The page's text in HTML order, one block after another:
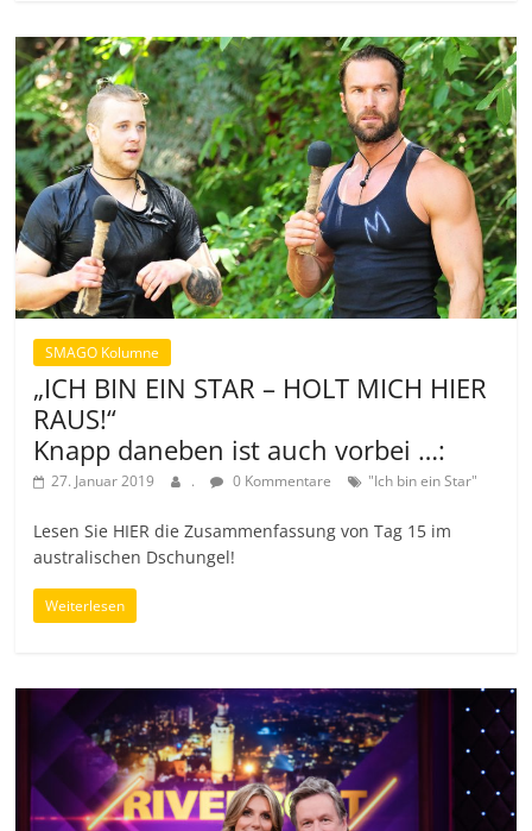
SMAGO Kolumne
„ICH BIN EIN STAR – HOLT MICH HIER
RAUS!“
Knapp daneben ist auch vorbei …:
27. Januar 2019 . 0 Kommentare "Ich bin ein Star"
Lesen Sie HIER die Zusammenfassung von Tag 15 im
australischen Dschungel!
Weiterlesen